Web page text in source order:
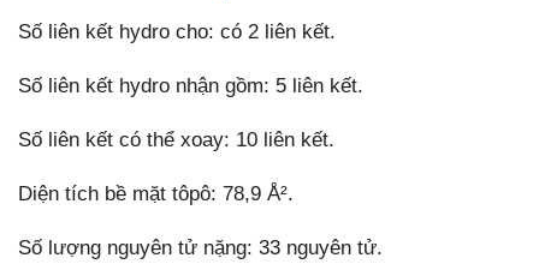
Số liên kết hydro cho: có 2 liên kết.
Số liên kết hydro nhận gồm: 5 liên kết.
Số liên kết có thể xoay: 10 liên kết.
Diện tích bề mặt tôpô: 78,9 Å².
Số lượng nguyên tử nặng: 33 nguyên tử.